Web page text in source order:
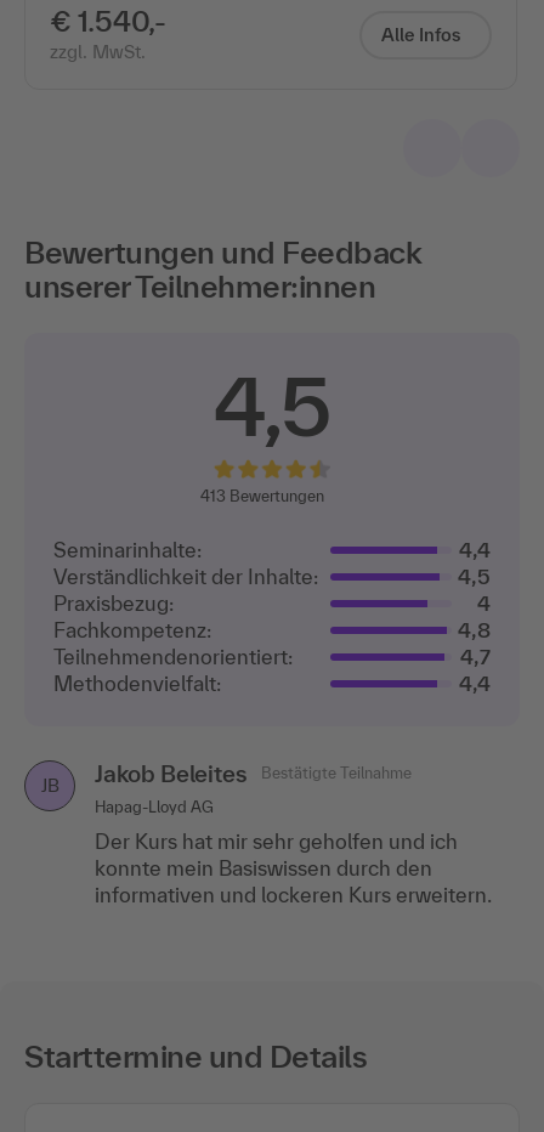
€ 1.540,-
zzgl. MwSt.
Alle Infos
Bewertungen und Feedback
unserer Teilnehmer:innen
4,5
413 Bewertungen
Seminarinhalte:
4,4
Verständlichkeit der Inhalte:
4,5
Praxisbezug:
4
Fachkompetenz:
4,8
Teilnehmenden­orientiert:
4,7
Methodenvielfalt:
4,4
JB Jakob Beleites
Bestätigte Teilnahme
Hapag-Lloyd AG
Der Kurs hat mir sehr geholfen und ich
konnte mein Basiswissen durch den
informativen und lockeren Kurs erweitern.
Starttermine und Details